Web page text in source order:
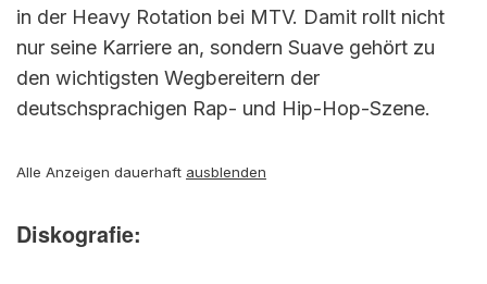
in der Heavy Rotation bei MTV. Damit rollt nicht
nur seine Karriere an, sondern Suave gehört zu
den wichtigsten Wegbereitern der
deutschsprachigen Rap- und Hip-Hop-Szene.
Alle Anzeigen dauerhaft ausblenden
Diskografie: